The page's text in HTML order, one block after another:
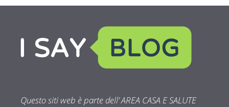
Questo siti web è parte dell’ AREA CASA E SALUTE